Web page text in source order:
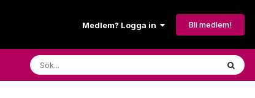
Medlem? Logga in Bli medlem!